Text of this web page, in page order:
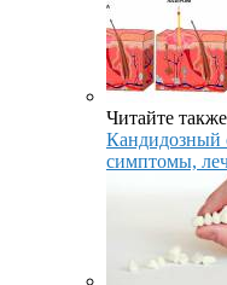
Читайте
Кандидозный
симптомы,